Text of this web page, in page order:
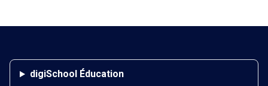
digiSchool Éducation